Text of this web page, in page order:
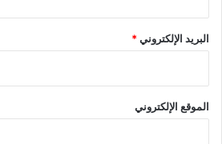
البريد الإلكتروني*
الموقع الإلكتروني